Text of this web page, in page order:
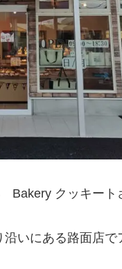
クッキート
いにある路面店で